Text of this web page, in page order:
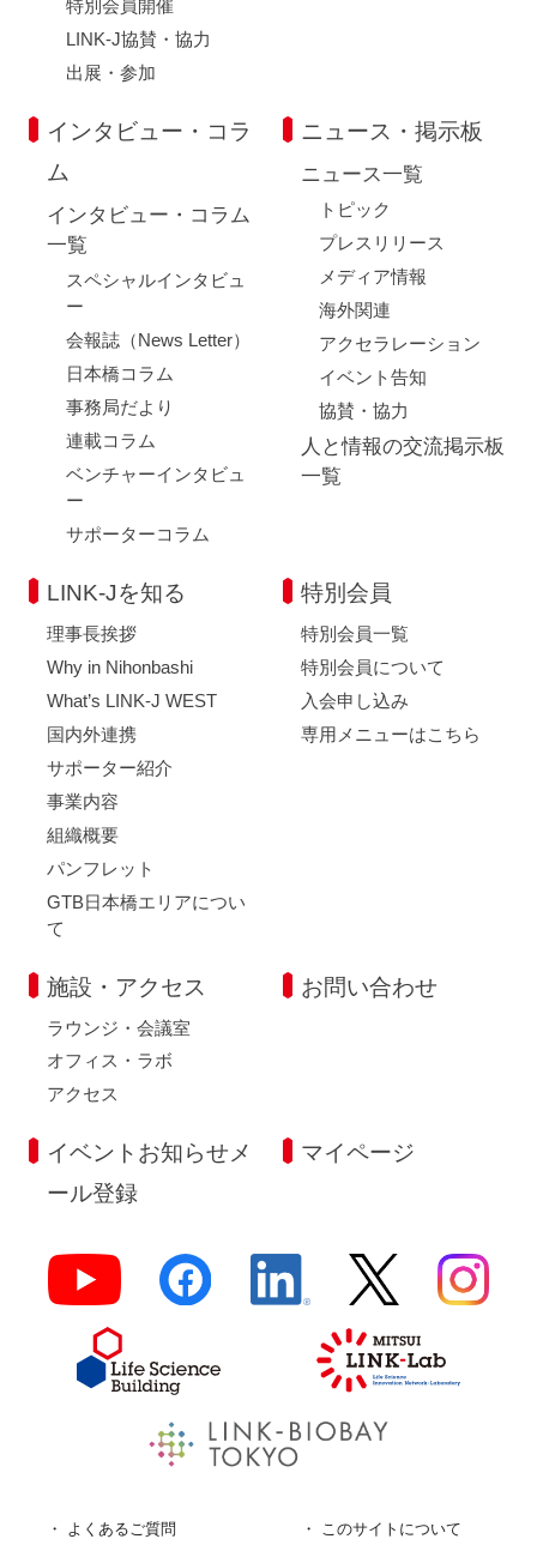
特別会員開催
LINK-J協賛・協力
出展・参加
インタビュー・コラ
ム
インタビュー・コラム
一覧
スペシャルインタビュ
ー
会報誌（News Letter）
日本橋コラム
事務局だより
連載コラム
ベンチャーインタビュ
ー
サポーターコラム
ニュース・掲示板
ニュース一覧
トピック
プレスリリース
メディア情報
海外関連
アクセラレーション
イベント告知
協賛・協力
人と情報の交流掲示板
一覧
LINK-Jを知る
理事長挨拶
Why in Nihonbashi
What’s LINK-J WEST
国内外連携
サポーター紹介
事業内容
組織概要
パンフレット
GTB日本橋エリアについ
て
特別会員
特別会員一覧
特別会員について
入会申し込み
専用メニューはこちら
施設・アクセス
ラウンジ・会議室
オフィス・ラボ
アクセス
お問い合わせ
イベントお知らせメ
ール登録
マイページ
よくあるご質問 このサイトについて